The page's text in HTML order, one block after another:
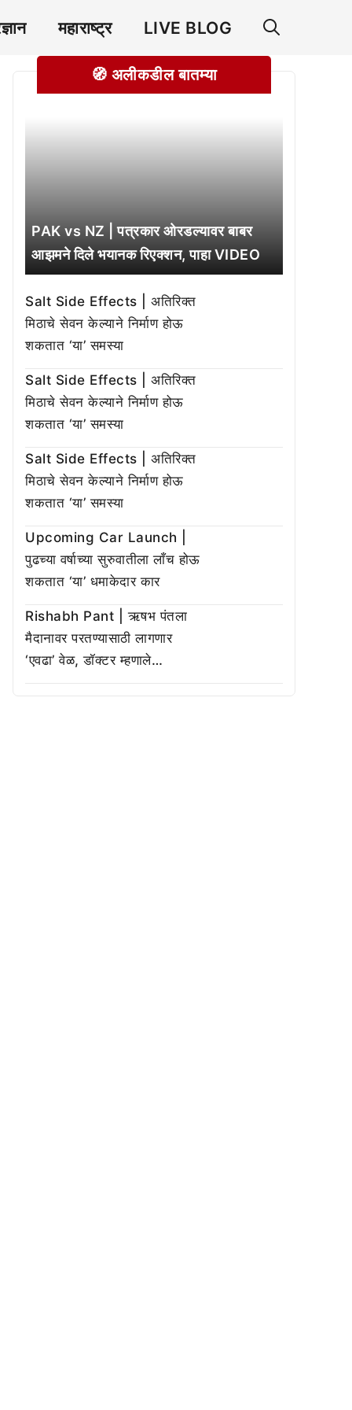
महाराष्ट्र LIVE BLOG
🧭 अलीकडील बातम्या
PAK vs NZ | पत्रकार ओरडल्यावर बाबर
आझमने दिले भयानक रिएक्शन, पाहा VIDEO
Salt Side Effects | अतिरिक्त
मिठाचे सेवन केल्याने निर्माण होऊ
शकतात ‘या’ समस्या
Salt Side Effects | अतिरिक्त
मिठाचे सेवन केल्याने निर्माण होऊ
शकतात ‘या’ समस्या
Salt Side Effects | अतिरिक्त
मिठाचे सेवन केल्याने निर्माण होऊ
शकतात ‘या’ समस्या
Upcoming Car Launch |
पुढच्या वर्षाच्या सुरुवातीला लाँच होऊ
शकतात ‘या’ धमाकेदार कार
Rishabh Pant | ऋषभ पंतला
मैदानावर परतण्यासाठी लागणार
‘एवढा’ वेळ, डॉक्टर म्हणाले…